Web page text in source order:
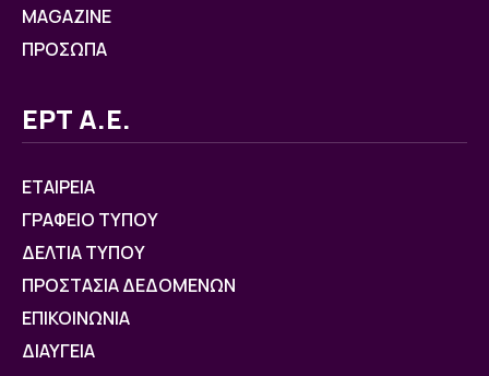
MAGAZINE
ΠΡΟΣΩΠΑ
ΕΡΤ Α.Ε.
ΕΤΑΙΡΕΙΑ
ΓΡΑΦΕΙΟ ΤΥΠΟΥ
ΔΕΛΤΙΑ ΤΥΠΟΥ
ΠΡΟΣΤΑΣΙΑ ΔΕΔΟΜΕΝΩΝ
ΕΠΙΚΟΙΝΩΝΙΑ
ΔΙΑΥΓΕΙΑ